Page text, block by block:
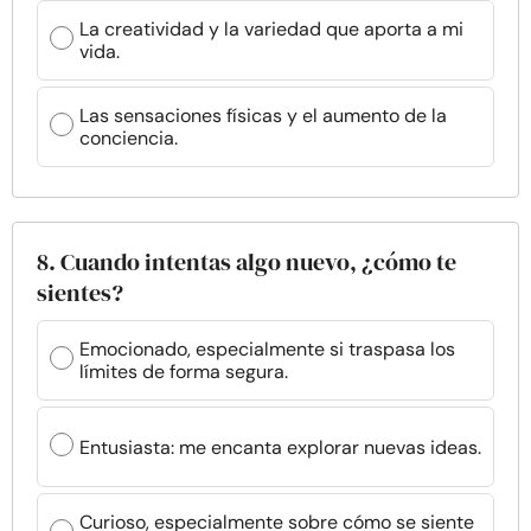
La creatividad y la variedad que aporta a mi
vida.
Las sensaciones físicas y el aumento de la
conciencia.
8. Cuando intentas algo nuevo, ¿cómo te
sientes?
Emocionado, especialmente si traspasa los
límites de forma segura.
Entusiasta: me encanta explorar nuevas ideas.
Curioso, especialmente sobre cómo se siente